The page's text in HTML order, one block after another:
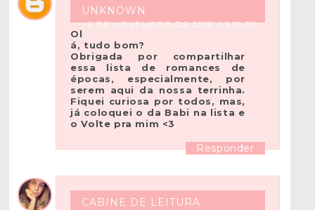
UNKNOWN
9 DE NOVEMBRO DE 2018 ÀS 19:30
Ol
á, tudo bom?
Obrigada por compartilhar
essa lista de romances de
épocas, especialmente, por
serem aqui da nossa terrinha.
Fiquei curiosa por todos, mas,
já coloquei o da Babi na lista e
o Volte pra mim <3
Responder
CABINE DE LEITURA